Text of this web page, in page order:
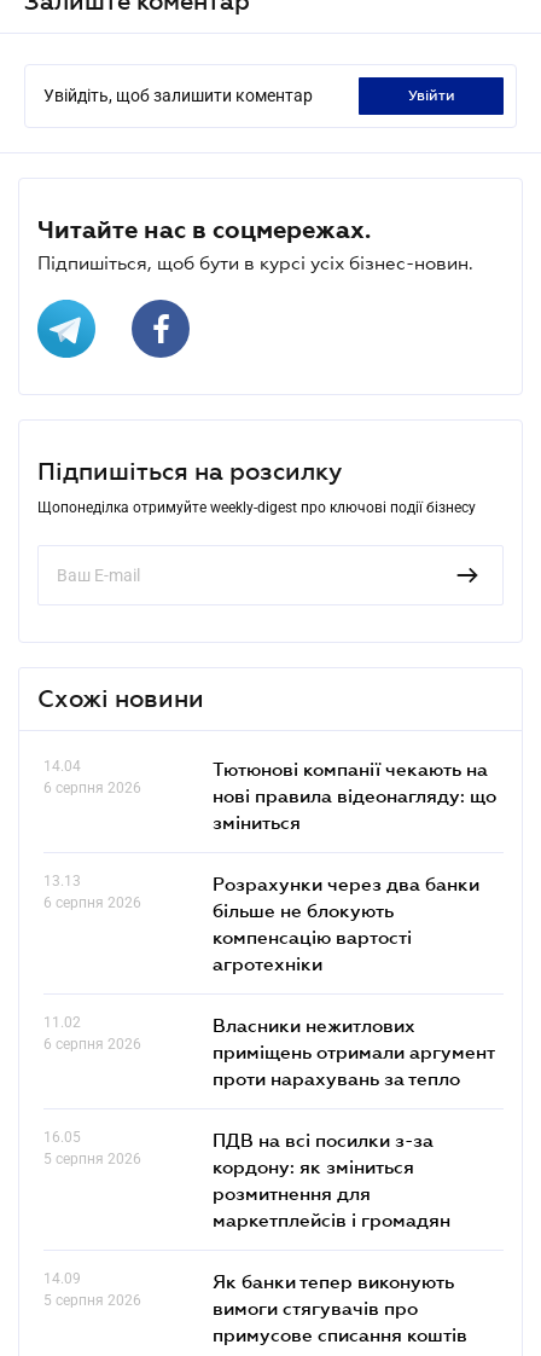
Увійдіть, щоб залишити коментар увійти
Читайте нас в соцмережах.
Підпишіться, щоб бути в курсі усіх бізнес-новин.
Підпишіться на розсилку
Щопонеділка отримуйте weekly-digest про ключові події бізнесу
Схожі новини
14.04
6 серпня 2026
Тютюнові компанії чекають на
нові правила відеонагляду: що
зміниться
13.13
6 серпня 2026
Розрахунки через два банки
більше не блокують
компенсацію вартості
агротехніки
11.02
6 серпня 2026
Власники нежитлових
приміщень отримали аргумент
проти нарахувань за тепло
16.05
5 серпня 2026
ПДВ на всі посилки з-за
кордону: як зміниться
розмитнення для
маркетплейсів і громадян
14.09
5 серпня 2026
Як банки тепер виконують
вимоги стягувачів про
примусове списання коштів